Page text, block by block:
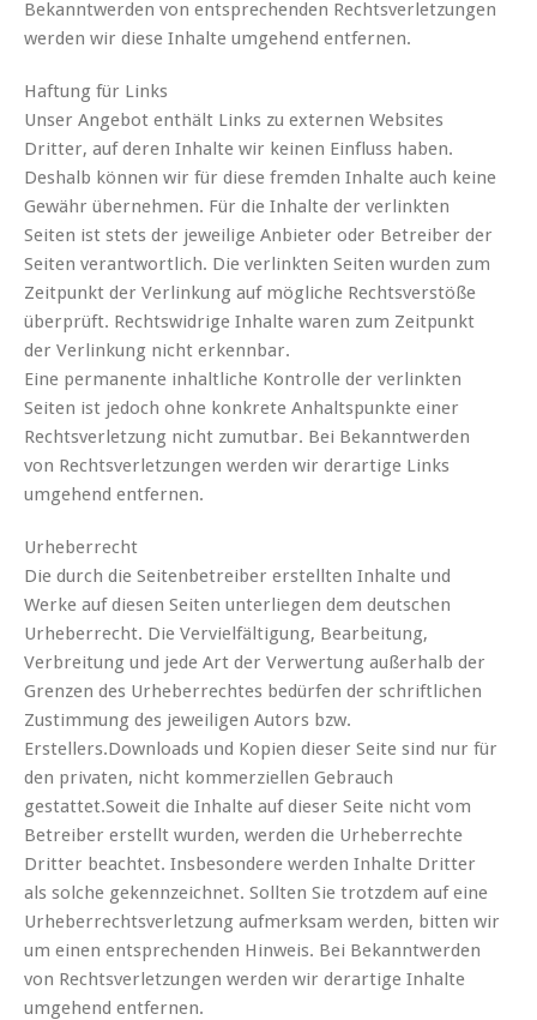
Bekanntwerden von entsprechenden Rechtsverletzungen
werden wir diese Inhalte umgehend entfernen.
Haftung für Links
Unser Angebot enthält Links zu externen Websites
Dritter, auf deren Inhalte wir keinen Einfluss haben.
Deshalb können wir für diese fremden Inhalte auch keine
Gewähr übernehmen. Für die Inhalte der verlinkten
Seiten ist stets der jeweilige Anbieter oder Betreiber der
Seiten verantwortlich. Die verlinkten Seiten wurden zum
Zeitpunkt der Verlinkung auf mögliche Rechtsverstöße
überprüft. Rechtswidrige Inhalte waren zum Zeitpunkt
der Verlinkung nicht erkennbar.
Eine permanente inhaltliche Kontrolle der verlinkten
Seiten ist jedoch ohne konkrete Anhaltspunkte einer
Rechtsverletzung nicht zumutbar. Bei Bekanntwerden
von Rechtsverletzungen werden wir derartige Links
umgehend entfernen.
Urheberrecht
Die durch die Seitenbetreiber erstellten Inhalte und
Werke auf diesen Seiten unterliegen dem deutschen
Urheberrecht. Die Vervielfältigung, Bearbeitung,
Verbreitung und jede Art der Verwertung außerhalb der
Grenzen des Urheberrechtes bedürfen der schriftlichen
Zustimmung des jeweiligen Autors bzw.
Erstellers.Downloads und Kopien dieser Seite sind nur für
den privaten, nicht kommerziellen Gebrauch
gestattet.Soweit die Inhalte auf dieser Seite nicht vom
Betreiber erstellt wurden, werden die Urheberrechte
Dritter beachtet. Insbesondere werden Inhalte Dritter
als solche gekennzeichnet. Sollten Sie trotzdem auf eine
Urheberrechtsverletzung aufmerksam werden, bitten wir
um einen entsprechenden Hinweis. Bei Bekanntwerden
von Rechtsverletzungen werden wir derartige Inhalte
umgehend entfernen.